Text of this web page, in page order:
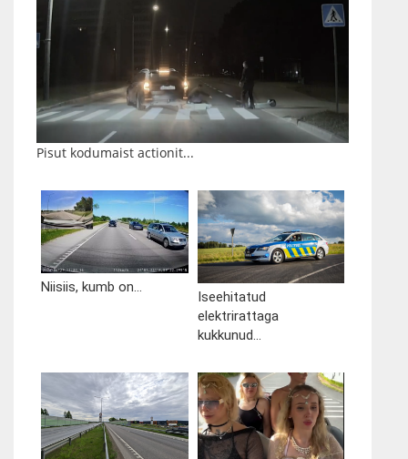
Pisut kodumaist actionit...
Niisiis, kumb on...
Iseehitatud
elektrirattaga
kukkunud...